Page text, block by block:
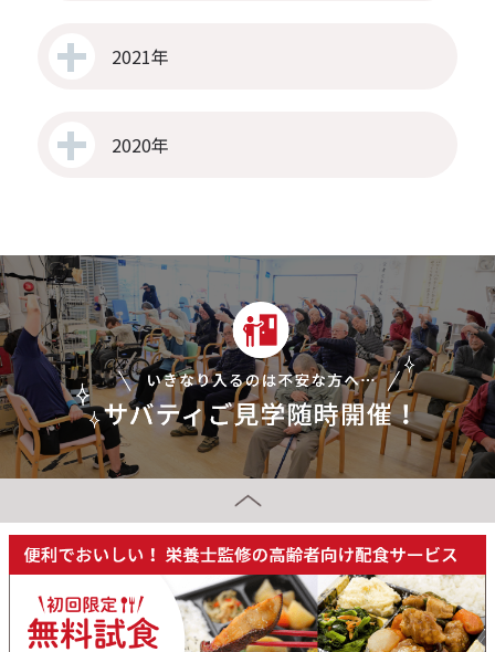
2021年
2020年